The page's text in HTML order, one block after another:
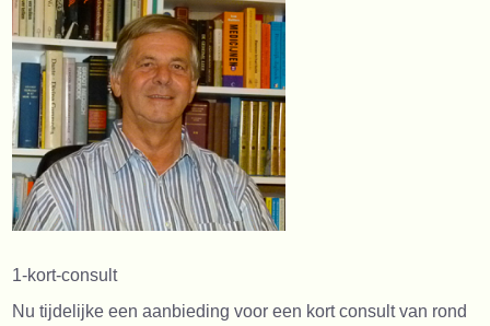
1-kort-consult
Nu tijdelijke een aanbieding voor een kort consult van rond